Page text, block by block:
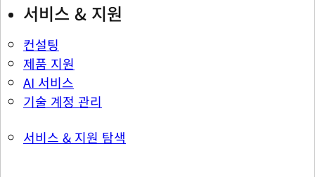
서비스 & 지원
컨설팅
제품 지원
AI 서비스
기술 계정 관리
서비스 & 지원 탐색